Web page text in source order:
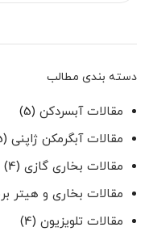
دسته بندی مطالب
مقالات آبسردکن (5)
مقالات آبگرمکن ژاپنی (5)
مقالات بخاری گازی (4)
مقالات بخاری و هیتر
مقالات تلویزیون (4)